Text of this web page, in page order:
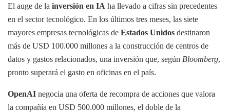
El auge de la inversión en IA ha llevado a cifras sin precedentes
en el sector tecnológico. En los últimos tres meses, las siete
mayores empresas tecnológicas de Estados Unidos destinaron
más de USD 100.000 millones a la construcción de centros de
datos y gastos relacionados, una inversión que, según Bloomberg,
pronto superará el gasto en oficinas en el país.
OpenAI negocia una oferta de recompra de acciones que valora
la compañía en USD 500.000 millones, el doble de la